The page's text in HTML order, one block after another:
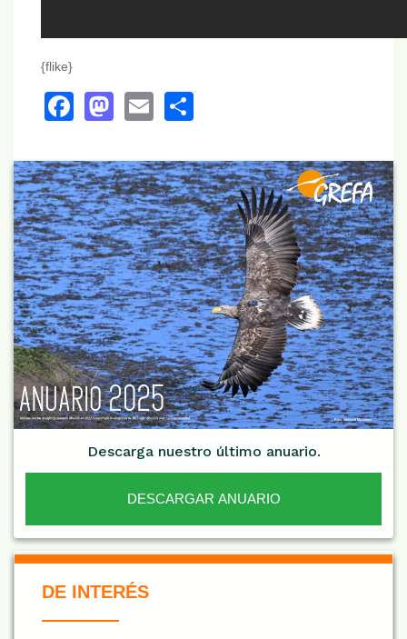
{flike}
Facebook
Mastodon
Email
Descarga nuestro último anuario.
DESCARGAR ANUARIO
DE INTERÉS